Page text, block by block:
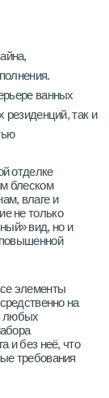
ванных
резиденций, так и
отделке
блеском
влаге и
не только
вид, но и
элементы
на
любых
и без неё, что
требования